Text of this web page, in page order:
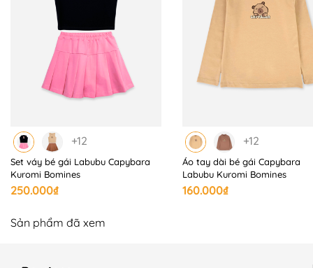
+12
Set váy bé gái Labubu Capybara
Kuromi Bomines
250.000₫
+12
Áo tay dài bé gái Capybara
Labubu Kuromi Bomines
160.000₫
Sản phẩm đã xem